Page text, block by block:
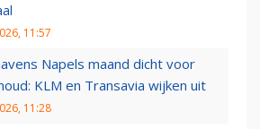
11:57
Napels maand dicht voor
KLM en Transavia wijken uit
11:28